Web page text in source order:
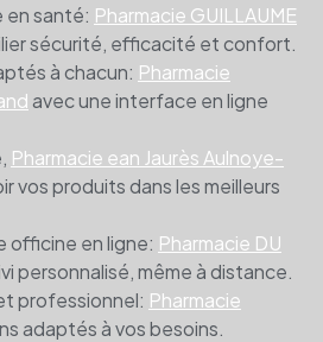
en santé: Pharmacie GUILLAUME
sécurité, efficacité et confort.
à chacun: Pharmacie
avec une interface en ligne
Pharmacie ean Jaurès Aulnoye-
vos produits dans les meilleurs
officine en ligne: Pharmacie DU
personnalisé, même à distance.
professionnel: Pharmacie
adaptés à vos besoins.